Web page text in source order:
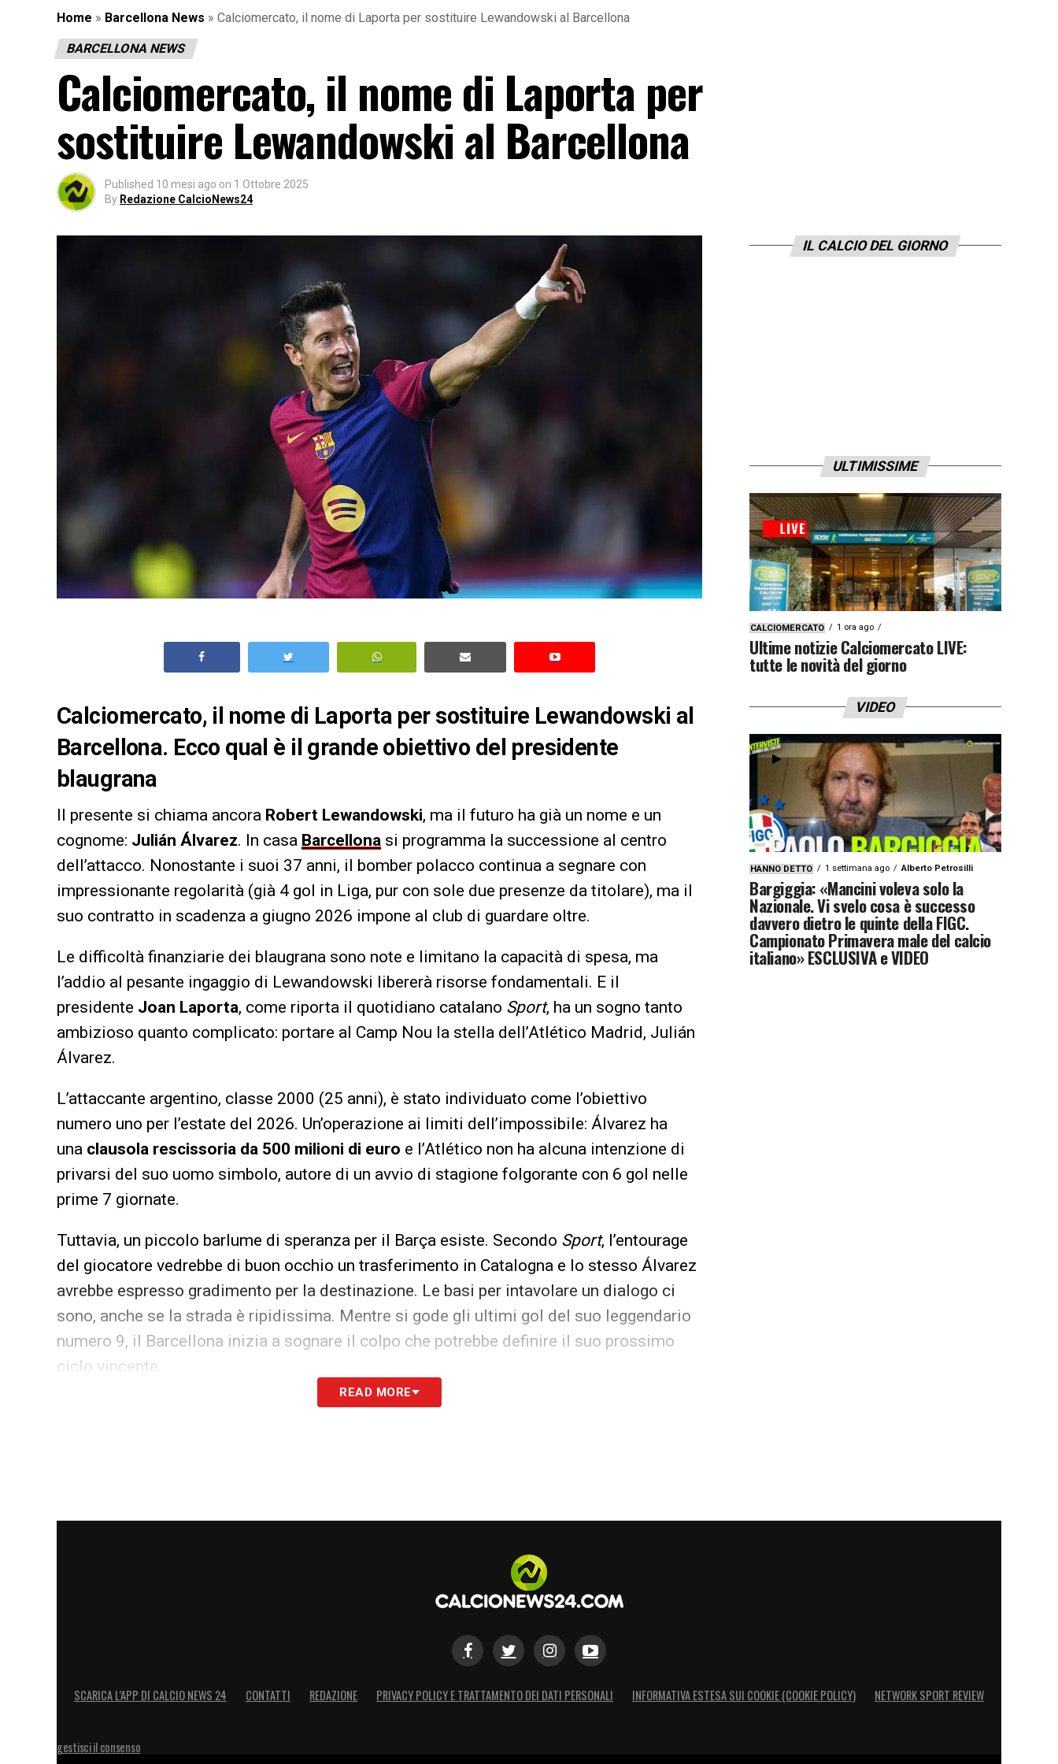
Home » Barcellona News » Calciomercato, il nome di Laporta per sostituire Lewandowski al Barcellona
BARCELLONA NEWS
Calciomercato, il nome di Laporta per
sostituire Lewandowski al Barcellona
Published 10 mesi ago on 1 Ottobre 2025
By Redazione CalcioNews24
Calciomercato, il nome di Laporta per sostituire Lewandowski al
Barcellona. Ecco qual è il grande obiettivo del presidente
blaugrana
Il presente si chiama ancora Robert Lewandowski, ma il futuro ha già un nome e un
cognome: Julián Álvarez. In casa Barcellona si programma la successione al centro
dell’attacco. Nonostante i suoi 37 anni, il bomber polacco continua a segnare con
impressionante regolarità (già 4 gol in Liga, pur con sole due presenze da titolare), ma il
suo contratto in scadenza a giugno 2026 impone al club di guardare oltre.
Le difficoltà finanziarie dei blaugrana sono note e limitano la capacità di spesa, ma
l’addio al pesante ingaggio di Lewandowski libererà risorse fondamentali. E il
presidente Joan Laporta, come riporta il quotidiano catalano Sport, ha un sogno tanto
ambizioso quanto complicato: portare al Camp Nou la stella dell’Atlético Madrid, Julián
Álvarez.
L’attaccante argentino, classe 2000 (25 anni), è stato individuato come l’obiettivo
numero uno per l’estate del 2026. Un’operazione ai limiti dell’impossibile: Álvarez ha
una clausola rescissoria da 500 milioni di euro e l’Atlético non ha alcuna intenzione di
privarsi del suo uomo simbolo, autore di un avvio di stagione folgorante con 6 gol nelle
prime 7 giornate.
Tuttavia, un piccolo barlume di speranza per il Barça esiste. Secondo Sport, l’entourage
del giocatore vedrebbe di buon occhio un trasferimento in Catalogna e lo stesso Álvarez
avrebbe espresso gradimento per la destinazione. Le basi per intavolare un dialogo ci
sono, anche se la strada è ripidissima. Mentre si gode gli ultimi gol del suo leggendario
numero 9, il Barcellona inizia a sognare il colpo che potrebbe definire il suo prossimo
ciclo vincente.
READ MORE
IL CALCIO DEL GIORNO
ULTIMISSIME
CALCIOMERCATO 1 ora ago
Ultime notizie Calciomercato LIVE:
tutte le novità del giorno
VIDEO
HANNO DETTO 1 settimana ago Alberto Petrosilli
Bargiggia: «Mancini voleva solo la
Nazionale. Vi svelo cosa è successo
davvero dietro le quinte della FIGC.
Campionato Primavera male del calcio
italiano» ESCLUSIVA e VIDEO
SCARICA L’APP DI CALCIO NEWS 24 CONTATTI REDAZIONE PRIVACY POLICY E TRATTAMENTO DEI DATI PERSONALI INFORMATIVA ESTESA SUI COOKIE (COOKIE POLICY) NETWORK SPORT REVIEW
gestisci il consenso